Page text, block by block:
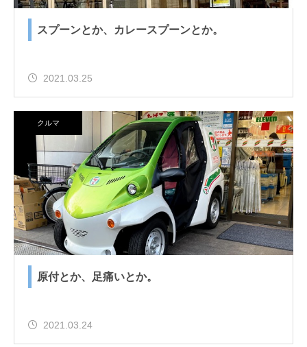
スプーンとか、カレースプーンとか。
2021.03.25
クルマ
原付とか、足痛いとか。
2021.03.24